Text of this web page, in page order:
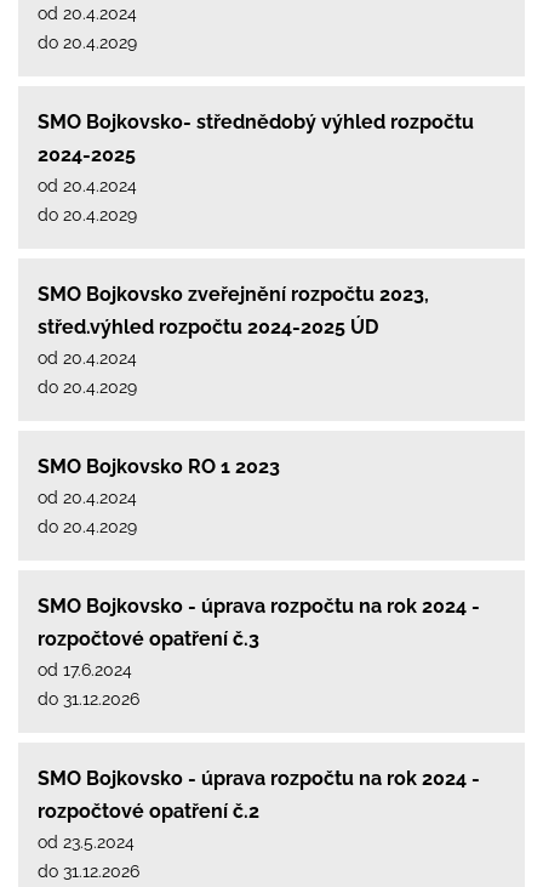
od 20.4.2024
do 20.4.2029
SMO Bojkovsko- střednědobý výhled rozpočtu
2024-2025
od 20.4.2024
do 20.4.2029
SMO Bojkovsko zveřejnění rozpočtu 2023,
střed.výhled rozpočtu 2024-2025 ÚD
od 20.4.2024
do 20.4.2029
SMO Bojkovsko RO 1 2023
od 20.4.2024
do 20.4.2029
SMO Bojkovsko - úprava rozpočtu na rok 2024 -
rozpočtové opatření č.3
od 17.6.2024
do 31.12.2026
SMO Bojkovsko - úprava rozpočtu na rok 2024 -
rozpočtové opatření č.2
od 23.5.2024
do 31.12.2026